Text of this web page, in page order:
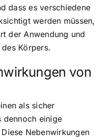
dass es verschiedene
werden müssen,
der Anwendung und
Körpers.
von
als sicher
dennoch einige
Nebenwirkungen